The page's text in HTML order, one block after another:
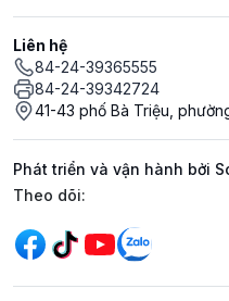
Liên hệ
84-24-39365555
84-24-39342724
41-43 phố Bà Triệu,
Phát triển và vận hành bởi
Mạng xã hội
Theo dõi: